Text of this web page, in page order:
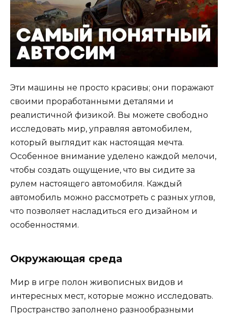
Эти машины не просто красивы; они поражают
своими проработанными деталями и
реалистичной физикой. Вы можете свободно
исследовать мир, управляя автомобилем,
который выглядит как настоящая мечта.
Особенное внимание уделено каждой мелочи,
чтобы создать ощущение, что вы сидите за
рулем настоящего автомобиля. Каждый
автомобиль можно рассмотреть с разных углов,
что позволяет насладиться его дизайном и
особенностями.
Окружающая среда
Мир в игре полон живописных видов и
интересных мест, которые можно исследовать.
Пространство заполнено разнообразными